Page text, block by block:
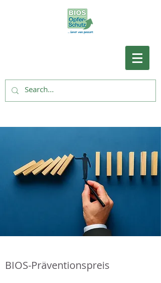
BIOS-Präventionspreis